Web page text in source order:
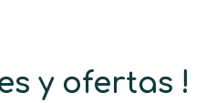
y ofertas !